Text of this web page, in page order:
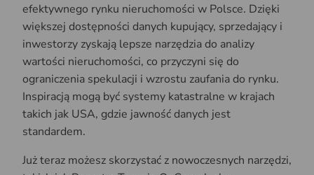
efektywnego rynku nieruchomości w Polsce. Dzięki
większej dostępności danych kupujący, sprzedający i
inwestorzy zyskają lepsze narzędzia do analizy
wartości nieruchomości, co przyczyni się do
ograniczenia spekulacji i wzrostu zaufania do rynku.
Inspiracją mogą być systemy katastralne w krajach
takich jak USA, gdzie jawność danych jest
standardem.
Już teraz możesz skorzystać z nowoczesnych narzędzi,